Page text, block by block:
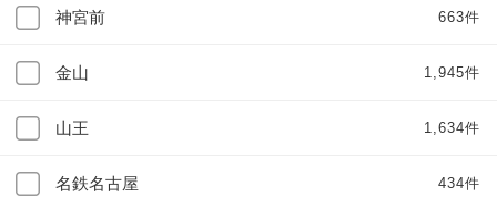
神宮前 663件
金山 1,945件
山王 1,634件
名鉄名古屋 434件